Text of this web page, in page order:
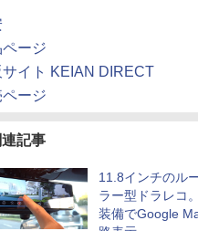
ージ
サイト KEIAN DIRECT
ページ
連記事
11.8インチのル
ラー型ドラレコ
装備でGoogle